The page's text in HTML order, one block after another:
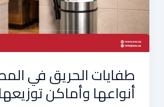
طفايات الحريق في
أنواعها وأماكن
توزيعها
الصحيحة